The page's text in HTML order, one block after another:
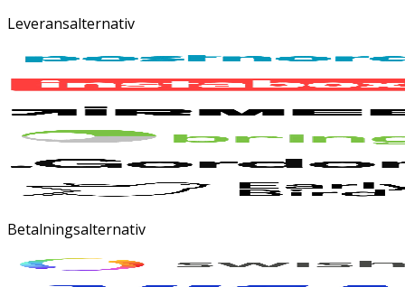
Leveransalternativ
Betalningsalternativ